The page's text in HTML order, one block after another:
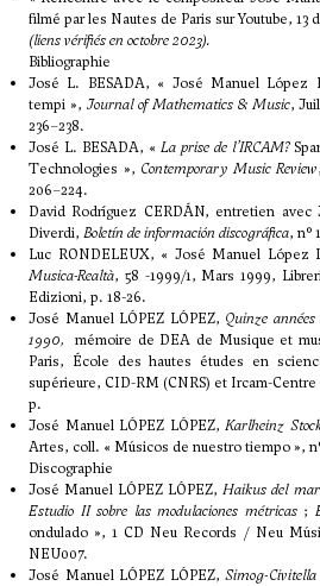
filmé par les Nautes de Paris sur Youtube, 13
(liens vérifiés en octobre 2023).
Bibliographie
José L. BESADA, « José Manuel López
tempi », Journal of Mathematics & Music,
236–238.
José L. BESADA, « La prise de l’IRCAM?
Technologies », Contemporary Music Review
206–224.
David Rodríguez CERDÁN, entretien
Diverdi, Boletín de información discográfica, n°
Luc RONDELEUX, « José Manuel
Musica-Realtà, 58 -1999/1, Mars 1999,
Edizioni, p. 18-26.
José Manuel LÓPEZ LÓPEZ, Quinze
1990, mémoire de DEA de Musique et
Paris, École des hautes études en
supérieure, CID-RM (CNRS) et Ircam-
p.
José Manuel LÓPEZ LÓPEZ,Karlheinz
Artes, coll. « Músicos de nuestro tiempo »,
Discographie
José Manuel LÓPEZ LÓPEZ,Haikus del mar
Estudio II sobre las modulaciones métricas;
ondulado », 1 CD Neu Records / Neu
NEU007.
José Manuel LÓPEZ LÓPEZ,Simog-Civitella